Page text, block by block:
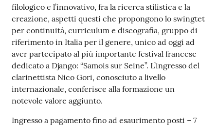
filologico e l’innovativo, fra la ricerca stilistica e la
creazione, aspetti questi che propongono lo swingtet
per continuità, curriculum e discografia, gruppo di
riferimento in Italia per il genere, unico ad oggi ad
aver partecipato al più importante festival francese
dedicato a Django: “Samois sur Seine”. L’ingresso del
clarinettista Nico Gori, conosciuto a livello
internazionale, conferisce alla formazione un
notevole valore aggiunto.
Ingresso a pagamento fino ad esaurimento posti – 7